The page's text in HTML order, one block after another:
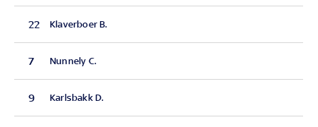
22 Klaverboer B.
7 Nunnely C.
9 Karlsbakk D.